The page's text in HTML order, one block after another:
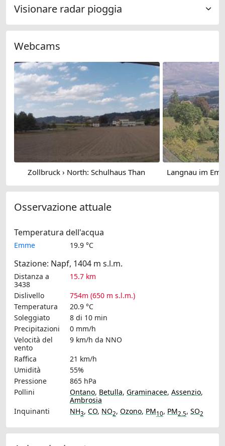
Visionare radar pioggia
Webcams
Zollbruck › North: Schulhaus Than
Osservazione attuale
Temperatura dell'acqua
Emme 19.9 °C
Stazione: Napf, 1404 m s.l.m.
Distanza a
3438
15.7 km
Dislivello
754m (650 m s.l.m.)
Temperatura
20.9 °C
Soleggiato
8 di 10 min
Precipitazioni
0 mm/h
Velocità del
vento
9 km/h da NNO
Raffica
21 km/h
Umidità
55%
Pressione
865 hPa
Pollini
Ontano, Betulla, Graminacee, Assenzio,
Ambrosia
Inquinanti
NH3, CO, NO2, Ozono, PM10, PM2.5, SO2